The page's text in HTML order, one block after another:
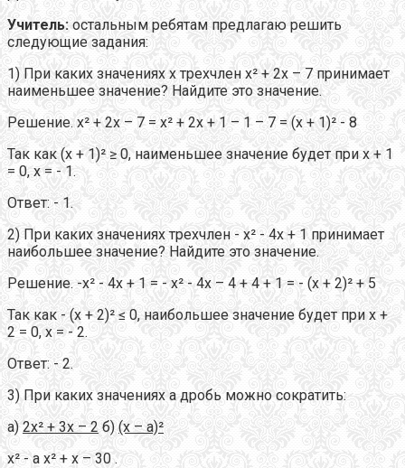
Учитель: остальным ребятам предлагаю решить
следующие задания:
1) При каких значениях х трехчлен х² + 2х – 7 принимает
наименьшее значение? Найдите это значение.
Решение. х² + 2х – 7 = х² + 2х + 1 – 1 – 7 = (х + 1)² - 8
Так как (х + 1)² ≥ 0, наименьшее значение будет при х + 1
= 0, х = - 1.
Ответ: - 1.
2) При каких значениях трехчлен - х² - 4х + 1 принимает
наибольшее значение? Найдите это значение.
Решение. -х² - 4х + 1 = - х² - 4х – 4 + 4 + 1 = - (х + 2)² + 5
Так как - (х + 2)² ≤ 0, наибольшее значение будет при х +
2 = 0, х = - 2.
Ответ: - 2.
3) При каких значениях а дробь можно сократить:
а) 2х² + 3х – 2 б) (х – а)²
х² - а х² + х – 30 .